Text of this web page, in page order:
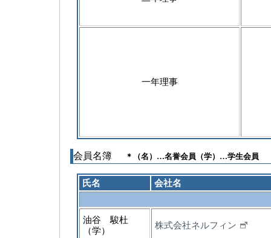
一年理事
会員名簿 ＊（名）…名誉会員（学）…学生会員
氏名 会社名
油谷 駿杜
（学）
株式会社ネルフィン